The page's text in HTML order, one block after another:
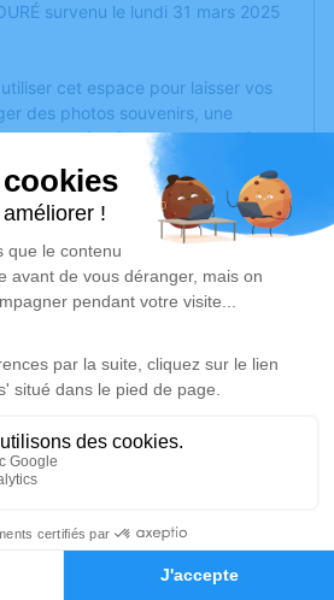
Hommages
survenu le lundi 31 mars 2025
cet espace pour laisser vos
des photos souvenirs, une
vos pensées à travers des poèmes
est un lieu d'expression dédié à
GOURÉ.
d’arbre hommage estdisponible
à 14h30